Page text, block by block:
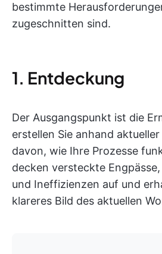
bestimmte
zugeschnitten sind.
1. Entdeckung
Der Ausgangspunkt ist die
erstellen Sie anhand
davon, wie Ihre Prozesse
decken versteckte
und Ineffizienzen auf und
klareres Bild des aktuellen